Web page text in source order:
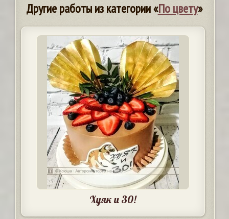
Другие работы из категории «По цвету»
Хуяк и 30!